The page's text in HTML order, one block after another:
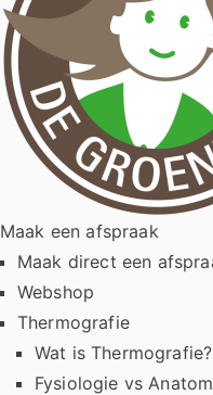
Maak een afspraak
Maak direct een
Webshop
Thermografie
Wat is Thermografie?
Fysiologie vs